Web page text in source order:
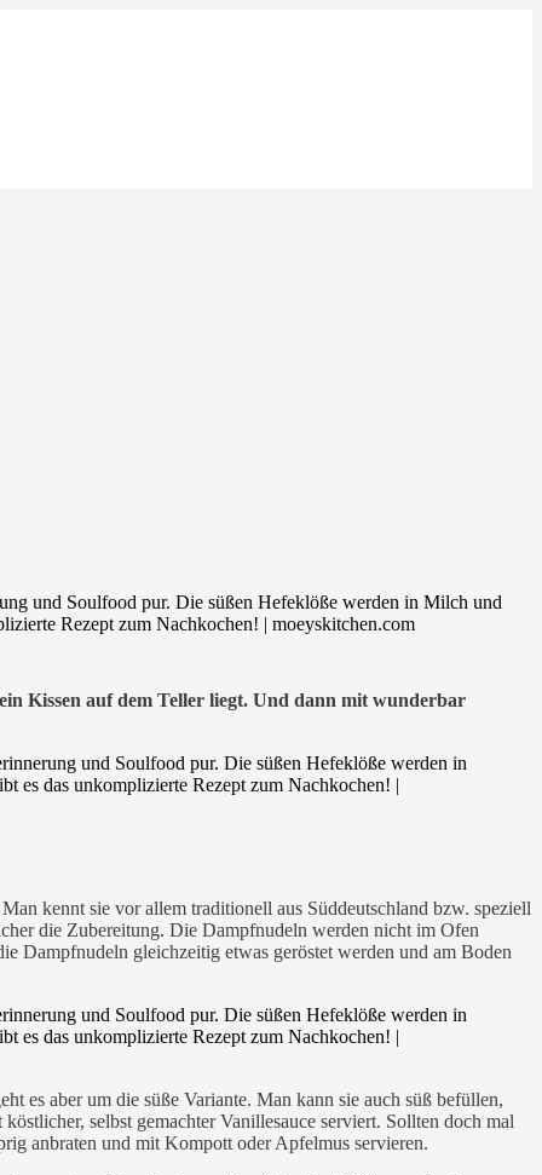
Kissen auf dem Teller liegt. Und dann mit wunderbar
kennt sie vor allem traditionell aus Süddeutschland bzw. speziell
die Zubereitung. Die Dampfnudeln werden nicht im Ofen
Dampfnudeln gleichzeitig etwas geröstet werden und am Boden
es aber um die süße Variante. Man kann sie auch süß befüllen,
selbst gemachter Vanillesauce serviert. Sollten doch mal
anbraten und mit Kompott oder Apfelmus servieren.